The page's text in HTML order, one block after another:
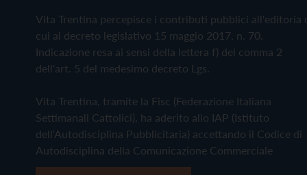
Vita Trentina percepisce i contributi pubblici all'editoria
cui al decreto legislativo 15 maggio 2017, n. 70.
Indicazione resa ai sensi della lettera f) del comma 2
dell'art. 5 del medesimo decreto Lgs.
Vita Trentina, tramite la Fisc (Federazione Italiana
Settimanali Cattolici), ha aderito allo IAP (Istituto
dell'Autodisciplina Pubblicitaria) accettando il Codice di
Autodisciplina della Comunicazione Commerciale